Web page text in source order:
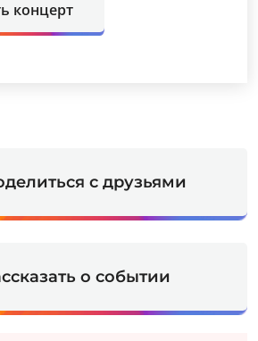
концерт
с друзьями
о событии